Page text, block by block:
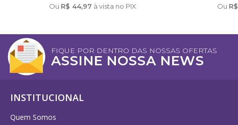
DIVERSOS
Acessórios
Argilas
Cubetas
Defumação
Ou R$ 44,97 à vista no PIX Ou R$
FIQUE POR DENTRO DAS NOSSAS OFERTAS
ASSINE NOSSA NEWS
INSTITUCIONAL
Quem Somos